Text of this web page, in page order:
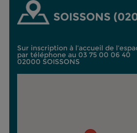
SOISSONS
Sur inscription à l’accueil de
par téléphone au 03 75 00 06 40
02000 SOISSONS